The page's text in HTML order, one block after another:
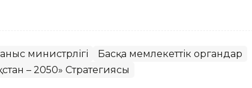
министрлігі
Басқа мемлекеттік органдар
– 2050» Стратегиясы